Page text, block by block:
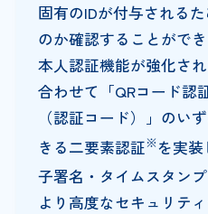
固有のIDが付与される
のか確認することができ
本人認証機能が強化さ
合わせて「QRコード認
（認証コード）」のい
きる二要素認証※を実
子署名・タイムスタンプ
より高度なセキュリテ